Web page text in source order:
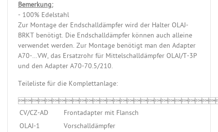
Bemerkung:
- 100% Edelstahl
Zur Montage der Endschalldämpfer wird der Halter OLAJ-
BRKT benötigt. Die Endschalldämpfer können auch alleine
verwendet werden. Zur Montage benötigt man den Adapter
A70-…VW, das Ersatzrohr für Mittelschalldämpfer OLAJ/T-3P
und den Adapter A70-70.5/210.
Teileliste für die Komplettanlage:
CV/CZ-AD
Frontadapter mit Flansch
OLAJ-1
Vorschalldämpfer